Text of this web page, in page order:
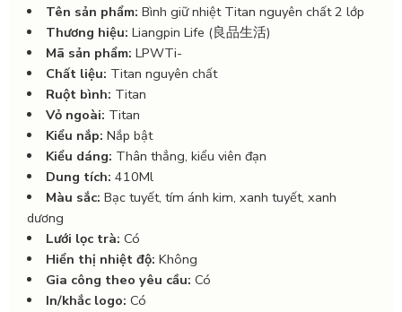
Tên sản phẩm: Bình giữ nhiệt Titan nguyên chất 2 lớp
Thương hiệu: Liangpin Life (良品生活)
Mã sản phẩm: LPWTi-
Chất liệu: Titan nguyên chất
Ruột bình: Titan
Vỏ ngoài: Titan
Kiểu nắp: Nắp bật
Kiểu dáng: Thân thẳng, kiểu viên đạn
Dung tích: 410Ml
Màu sắc: Bạc tuyết, tím ánh kim, xanh tuyết, xanh
dương
Lưới lọc trà: Có
Hiển thị nhiệt độ: Không
Gia công theo yêu cầu: Có
In/khắc logo: Có